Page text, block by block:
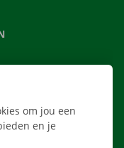
om jou een
en je